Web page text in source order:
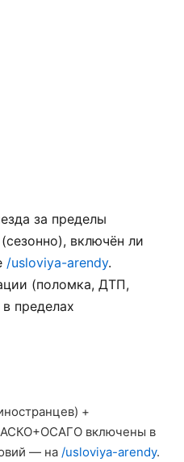
за пределы
включён ли
/usloviya-arendy.
(поломка, ДТП,
пределах
+
КАСКО+ОСАГО включены в
— на /usloviya-arendy.